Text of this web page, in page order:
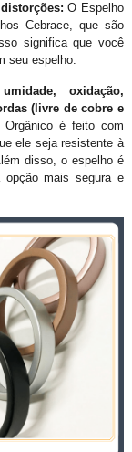
O Espelho
Cebrace, que são
significa que você
seu espelho.
oxidação,
(livre de cobre e
Orgânico é feito com
ele seja resistente à
disso, o espelho é
opção mais segura e